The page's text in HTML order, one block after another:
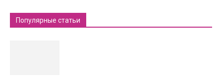
Популярные статьи